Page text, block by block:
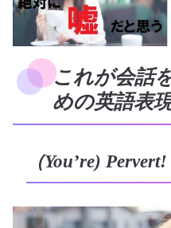
これが会話
めの英語表
（You’re) Pervert!